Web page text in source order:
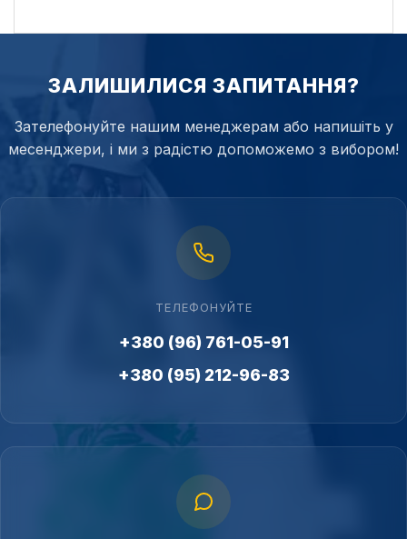
ЗАЛИШИЛИСЯ ЗАПИТАННЯ?
Зателефонуйте нашим менеджерам або напишіть у
месенджери, і ми з радістю допоможемо з вибором!
ТЕЛЕФОНУЙТЕ
+380 (96) 761-05-91
+380 (95) 212-96-83